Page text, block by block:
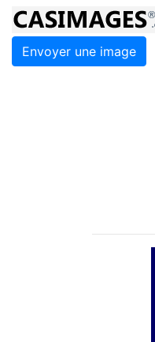
Envoyer une image